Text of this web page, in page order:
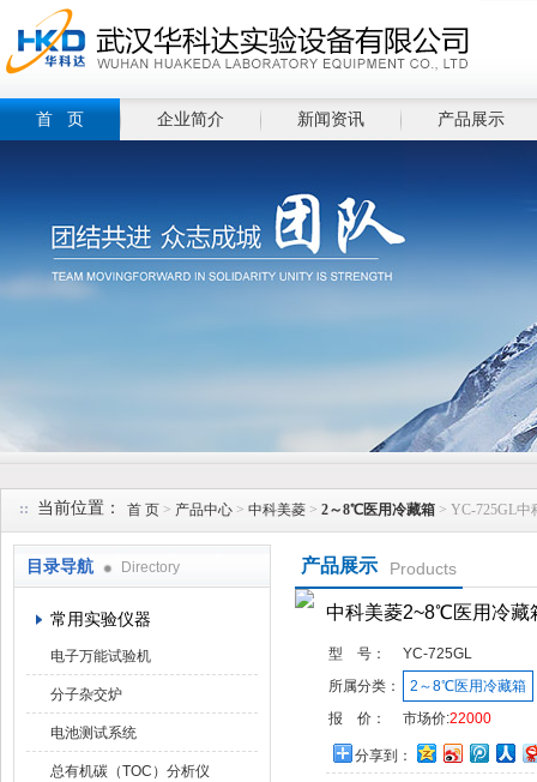
首 页 企业简介 新闻资讯 产品展示
当前位置： 首 页 > 产品中心 > 中科美菱 > 2～8℃医用冷藏箱 > YC-725GL
目录导航 Directory
常用实验仪器
电子万能试验机
分子杂交炉
电池测试系统
总有机碳（TOC）分析仪
产品展示 Products
中科美菱2~8℃医用冷藏
型 号：
YC-725GL
所属分类：
2～8℃医用冷藏箱
报 价：
市场价:22000
分享到：